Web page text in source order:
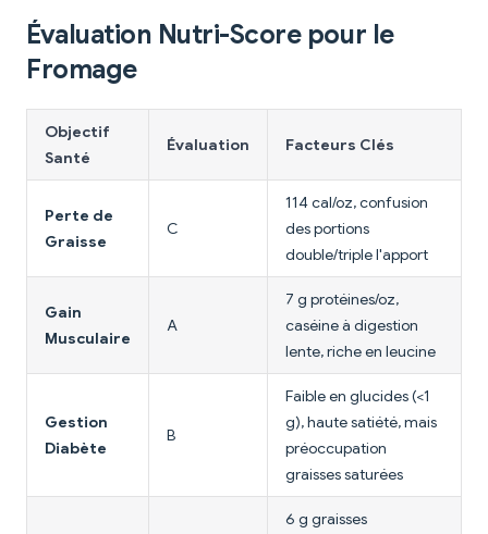
Évaluation Nutri-Score pour le
Fromage
Objectif
Santé
Évaluation Facteurs Clés
Perte de
Graisse
C
114 cal/oz, confusion
des portions
double/triple l'apport
Gain
Musculaire
A
7 g protéines/oz,
caséine à digestion
lente, riche en leucine
Gestion
Diabète
B
Faible en glucides (<1
g), haute satiété, mais
préoccupation
graisses saturées
6 g graisses